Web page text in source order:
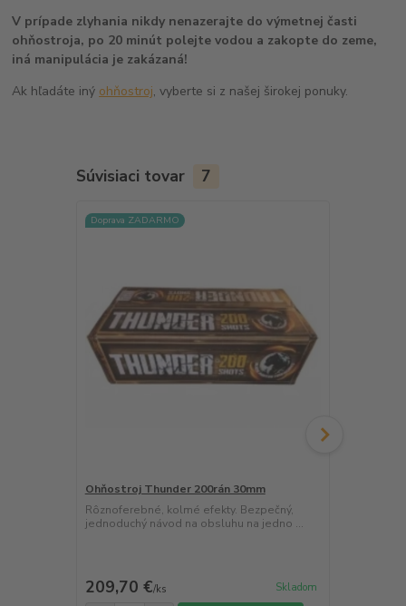
V prípade zlyhania nikdy nenazerajte do výmetnej časti
ohňostroja, po 20 minút polejte vodou a zakopte do zeme,
iná manipulácia je zakázaná!
Ak hľadáte iný ohňostroj, vyberte si z našej širokej ponuky.
Súvisiaci tovar 7
Doprava ZADARMO
Ohňostroj Thunder 200rán 30mm
Rôznoferebné, kolmé efekty. Bezpečný,
jednoduchý návod na obsluhu na jedno ...
209,70 €/ks Skladom